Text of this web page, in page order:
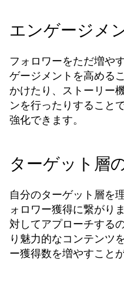
エンゲージメ
フォロワーをただ増や
ゲージメントを高める
かけたり、ストーリー
ンを行ったりすること
強化できます。
ターゲット層
自分のターゲット層を
ォロワー獲得に繋がり
対してアプローチする
り魅力的なコンテンツ
ー獲得数を増やすこと